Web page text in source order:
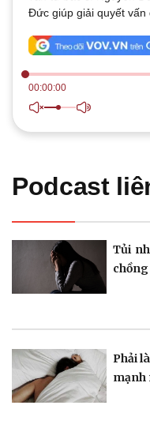
Hồ sơ
Kinh tế
Pháp luật
Vụ án
Tin nóng
Tư vấn luật
Đức giúp giải quyết vấn
00:00:00
Podcast
Tủi
Phải
mạnh